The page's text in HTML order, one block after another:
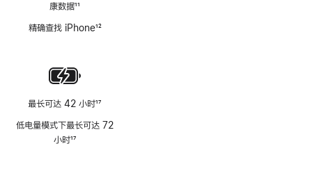
康数据11
精确查找 iPhone12
最长可达 42 小时17
低电量模式下最长可达 72
小时17